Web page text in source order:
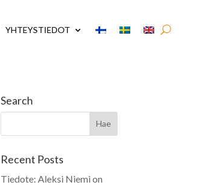
YHTEYSTIEDOT
Search
Recent Posts
Tiedote: Aleksi Niemi on